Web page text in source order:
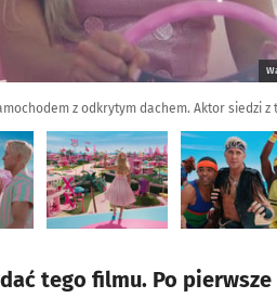
z odkrytym dachem. Aktor siedzi z
tego filmu. Po